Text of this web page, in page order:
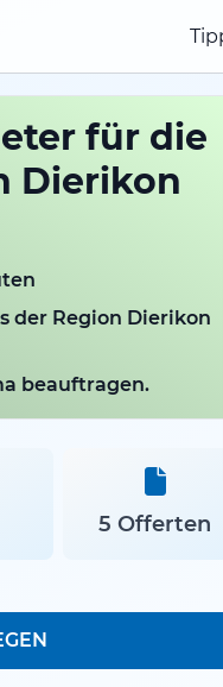
für die
Dierikon
der Region Dierikon
beauftragen.
5 Offerten